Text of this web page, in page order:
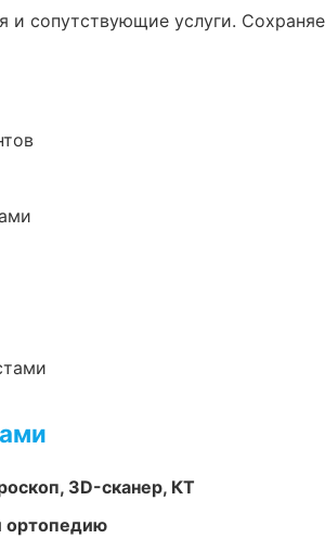
и сопутствующие услуги.
3D-сканер, КТ
ортопедию